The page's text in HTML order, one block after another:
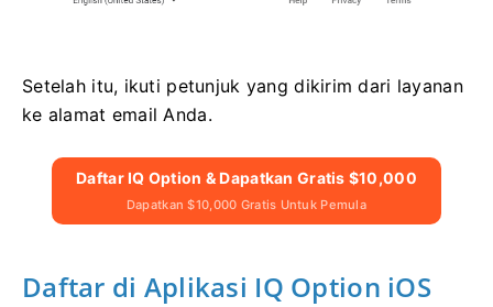
Setelah itu, ikuti petunjuk yang dikirim dari layanan
ke alamat email Anda.
Daftar IQ Option & Dapatkan Gratis $10,000
Dapatkan $10,000 Gratis Untuk Pemula
Daftar di Aplikasi IQ Option iOS